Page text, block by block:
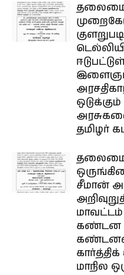
தலைமை
தமிழர்
தலைமை
சீமான்
மாவட்டம்
கண்டன
மாநில